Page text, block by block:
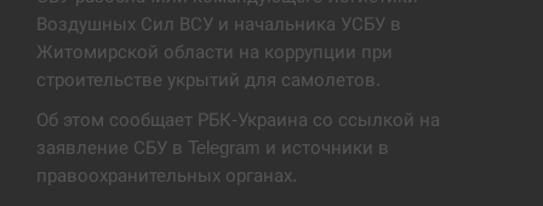
14:53
Экс-послу в США Стефанишиной вручили новое
подозрение и избирают меру…
СЕРПЕНЬ
14:40
Reuters
Воздушных Сил ВСУ и начальника УСБУ в
Житомирской области на коррупции при
строительстве укрытий для самолетов.
Об этом сообщает РБК-Украина со ссылкой на
заявление СБУ в Telegram и источники в
правоохранительных органах.